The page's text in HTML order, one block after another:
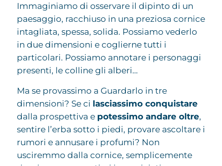
Immaginiamo di osservare il dipinto di un
paesaggio, racchiuso in una preziosa cornice
intagliata, spessa, solida. Possiamo vederlo
in due dimensioni e coglierne tutti i
particolari. Possiamo annotare i personaggi
presenti, le colline gli alberi…
Ma se provassimo a Guardarlo in tre
dimensioni? Se ci lasciassimo conquistare
dalla prospettiva e potessimo andare oltre,
sentire l’erba sotto i piedi, provare ascoltare i
rumori e annusare i profumi? Non
usciremmo dalla cornice, semplicemente